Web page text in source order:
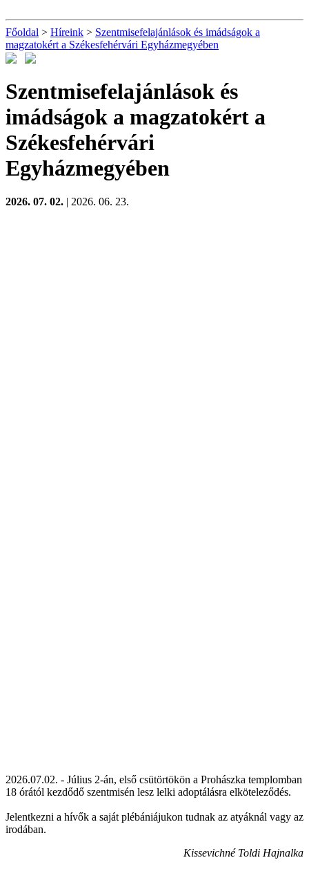
Főoldal > Híreink > Szentmisefelajánlások és imádságok a
magzatokért a Székesfehérvári Egyházmegyében
Szentmisefelajánlások és
imádságok a magzatokért a
Székesfehérvári
Egyházmegyében
2026. 07. 02. | 2026. 06. 23.
2026.07.02. - Július 2-án, első csütörtökön a Prohászka templomban
18 órától kezdődő szentmisén lesz lelki adoptálásra elköteleződés.
Jelentkezni a hívők a saját plébániájukon tudnak az atyáknál vagy az
irodában.
Kissevichné Toldi Hajnalka